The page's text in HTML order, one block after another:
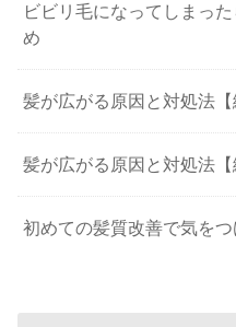
ビビリ毛になってしまっ
め
髪が広がる原因と対処法【
髪が広がる原因と対処法【
初めての髪質改善で気を